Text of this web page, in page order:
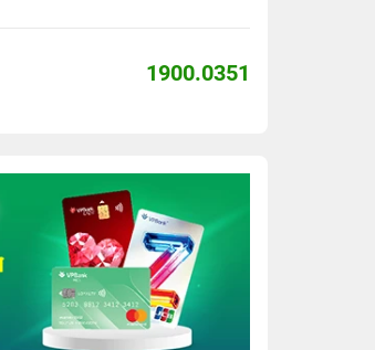
1900.0351